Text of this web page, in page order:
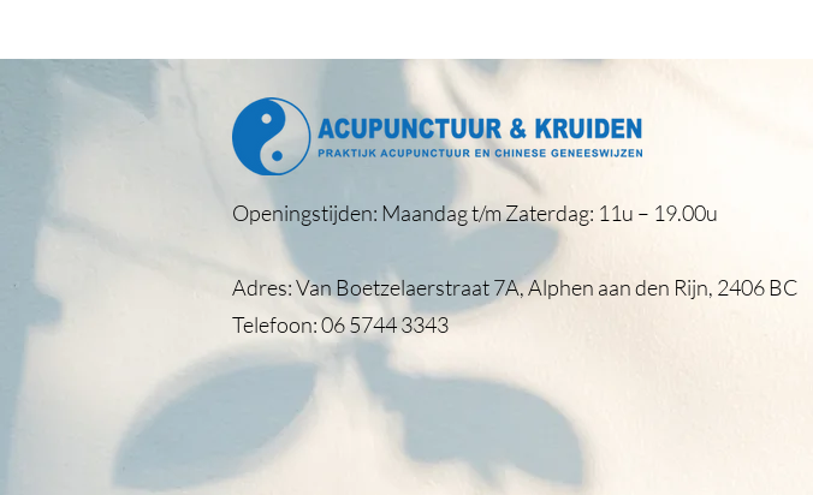
Openingstijden: Maandag t/m Zaterdag: 11u – 19.00u
Adres: Van Boetzelaerstraat 7A, Alphen aan den Rijn, 2406 BC
Telefoon: 06 5744 3343